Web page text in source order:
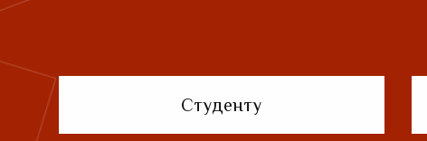
Студенту